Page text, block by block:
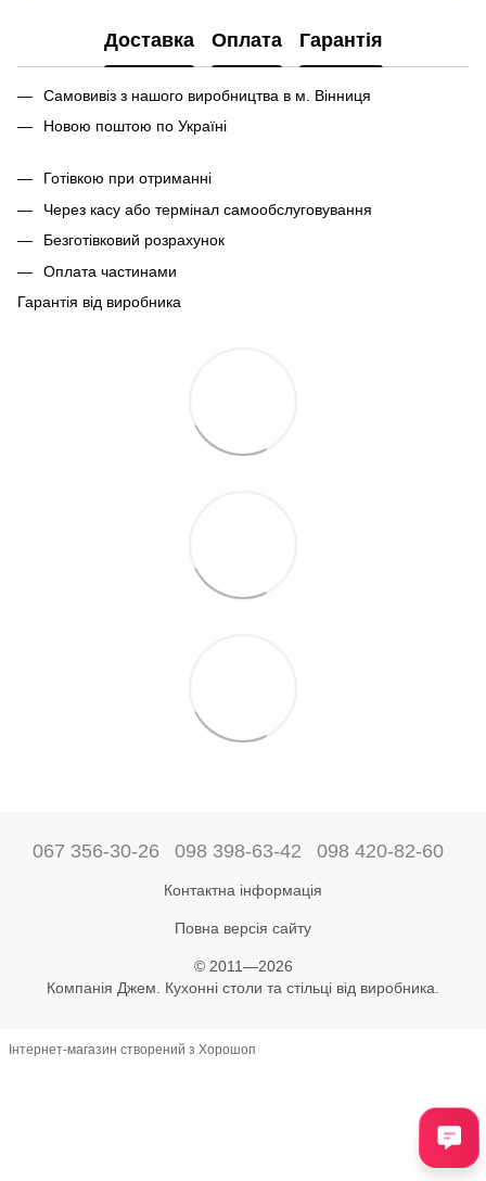
Доставка Оплата Гарантія
Самовивіз з нашого виробництва в м. Вінниця
Новою поштою по Україні
Готівкою при отриманні
Через касу або термінал самообслуговування
Безготівковий розрахунок
Оплата частинами
Гарантія від виробника
067 356-30-26 098 398-63-42 098 420-82-60
Контактна інформація
Повна версія сайту
© 2011—2026
Компанія Джем. Кухонні столи та стільці від виробника.
Інтернет-магазин створений з Хорошоп